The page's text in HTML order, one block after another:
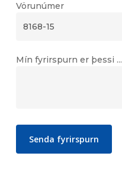
Vörunúmer
Mín fyrirspurn er þessi ...